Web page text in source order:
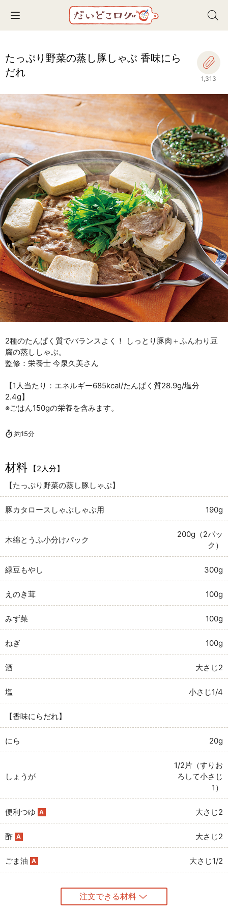
Toggle navigation
たっぷり野菜の蒸し豚しゃぶ 香味にら
だれ
1,313
2種のたんぱく質でバランスよく！ しっとり豚肉＋ふんわり豆
腐の蒸ししゃぶ。
監修：栄養士 今泉久美さん
【1人当たり：エネルギー685kcal/たんぱく質28.9g/塩分
2.4g】
※ごはん150gの栄養を含みます。
約15分
材料
【2人分】
【たっぷり野菜の蒸し豚しゃぶ】
豚カタロースしゃぶしゃぶ用 190g
木綿とうふ小分けパック
200g（2パッ
ク）
緑豆もやし 300g
えのき茸 100g
みず菜 100g
ねぎ 100g
酒 大さじ2
塩 小さじ1/4
【香味にらだれ】
にら 20g
しょうが
1/2片（すりお
ろして小さじ
1）
便利つゆ A 大さじ2
酢 A 大さじ2
ごま油 A 大さじ1/2
注文できる材料